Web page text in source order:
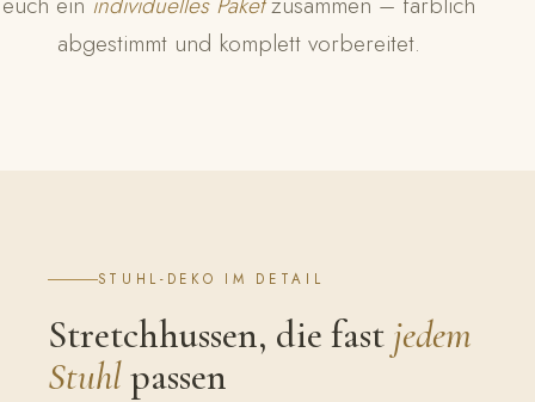
abgestimmt und komplett vorbereitet.
STUHL-DEKO IM DETAIL
Stretchhussen, die fast jedem
Stuhlpassen